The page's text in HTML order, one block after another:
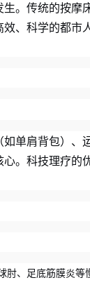
。传统的按摩
效、科学的都
单肩背包）、
。科技理疗的
、足底筋膜炎